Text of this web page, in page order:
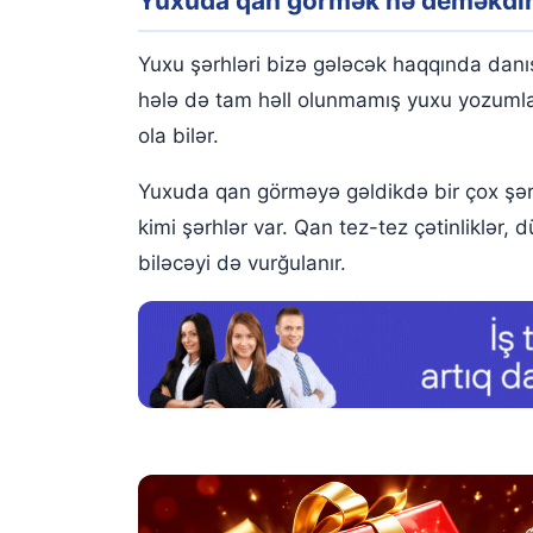
Yuxuda qan vermək
Yuxuda qan tüpürmək
Yuxuda bədəndən qan çəkildiyini görmək
Yuxuda başqasının qanını görmək
Yuxuda qan qusmaq
Yuxuda qan içmək
Yuxuda insanın ağzından qan axması
Yuxuda tökülən qan görmək
Yuxu şərhləri bizə gələcək haqqında
hələ də tam həll olunmamış yuxu
ola bilər.
Yuxuda qan görməyə gəldikdə bir çox
kimi şərhlər var. Qan tez-tez çətinliklər,
biləcəyi də vurğulanır.